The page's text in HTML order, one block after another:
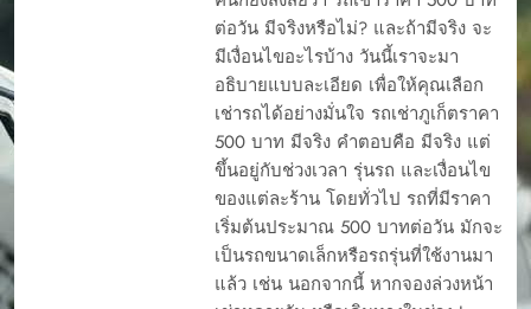
ต่อวัน มีจริงหรือไม่? และถ้ามีจริง จะ
มีเงื่อนไขอะไรบ้าง วันนี้เราจะมา
อธิบายแบบละเอียด เพื่อให้คุณเลือก
เช่ารถได้อย่างมั่นใจ รถเช่าภูเก็ตราคา
500 บาท มีจริง คำตอบคือ มีจริง แต่
ขึ้นอยู่กับช่วงเวลา รุ่นรถ และเงื่อนไข
ของแต่ละร้าน โดยทั่วไป รถที่มีราคา
เริ่มต้นประมาณ 500 บาทต่อวัน มักจะ
เป็นรถขนาดเล็กหรือรถรุ่นที่ใช้งานมา
แล้ว เช่น นอกจากนี้ หากจองล่วงหน้า